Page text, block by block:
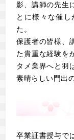
影、講師の先生
とに様々な催し
た。
保護者の皆様、
た貴重な経験を
タメ業界へと羽
素晴らしい門出
卒業証書授与で